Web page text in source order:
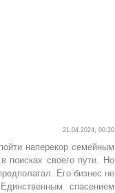
21.04.2024, 00:20
наперекор семейным
поисках своего пути. Но
Его бизнес не
спасением